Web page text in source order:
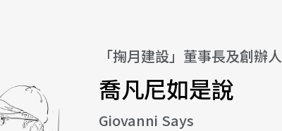
「掬月建設」董事長及創辦人
喬凡尼如是說
Giovanni Says